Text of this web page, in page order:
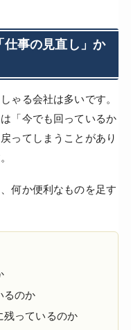
仕事の見直し」か
ゃる会社は多いです。
「今でも回っているか
ってしまうことがあり
何か便利なものを足す
るのか
残っているのか